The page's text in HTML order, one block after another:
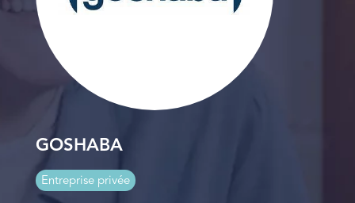
GOSHABA
Entreprise privée